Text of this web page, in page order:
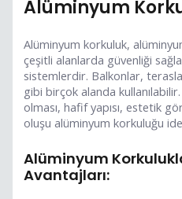
Alüminyum
Alüminyum korkuluk,
çeşitli alanlarda güvenliği
sistemlerdir. Balkonlar,
gibi birçok alanda
olması, hafif yapısı, estetik
oluşu alüminyum korkuluğu
Alüminyum
Avantajları: